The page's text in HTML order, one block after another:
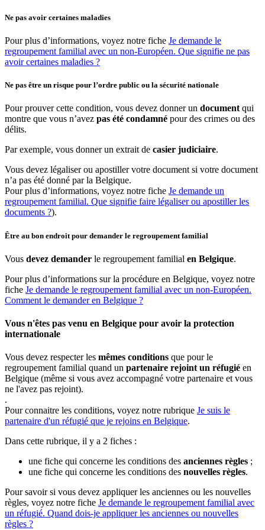
Ne pas avoir certaines maladies
Pour plus d’informations, voyez notre fiche Je demande le
regroupement familial avec un non-Européen. Que signifie ne pas
avoir certaines maladies ?
Ne pas être un risque pour l’ordre public ou la sécurité nationale
Pour prouver cette condition, vous devez donner un document qui
montre que vous n’avez pas été condamné pour des crimes ou des
délits.
Par exemple, vous donner un extrait de casier judiciaire.
Vous devez légaliser ou apostiller votre document si votre document
n’a pas été donné par la Belgique.
Pour plus d’informations, voyez notre fiche Je demande un
regroupement familial. Que signifie faire légaliser ou apostiller les
documents ?).
Être au bon endroit pour demander le regroupement familial
Vous devez demander le regroupement familial en Belgique.
Pour plus d’informations sur la procédure en Belgique, voyez notre
fiche Je demande le regroupement familial avec un non-Européen.
Comment le demander en Belgique ?
Vous n'êtes pas venu en Belgique pour avoir la protection
internationale
Vous devez respecter les mêmes conditions que pour le
regroupement familial quand un partenaire rejoint un réfugié en
Belgique (même si vous avez accompagné votre partenaire et vous
ne l'avez pas rejoint).
.
Pour connaitre les conditions, voyez notre rubrique Je suis le
partenaire d'un réfugié que je rejoins en Belgique.
Dans cette rubrique, il y a 2 fiches :
une fiche qui concerne les conditions des anciennes règles ;
une fiche qui concerne les conditions des nouvelles règles.
Pour savoir si vous devez appliquer les anciennes ou les nouvelles
règles, voyez notre fiche Je demande le regroupement familial avec
un réfugié. Quand dois-je appliquer les anciennes ou nouvelles
règles ?